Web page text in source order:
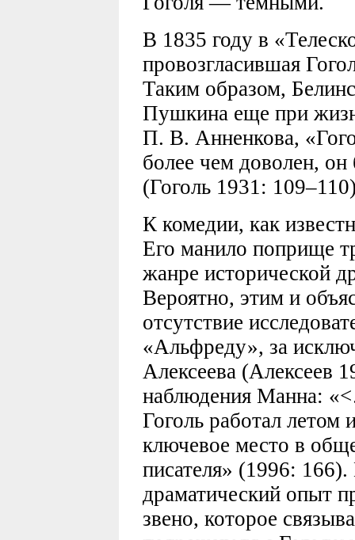
В 1835 году в
провозгласившая
Таким образом,
Пушкина еще при
П. В. Анненкова,
более чем доволен, он
(Гоголь 1931:
К комедии, как
Его манило поприще
жанре исторической
Вероятно, этим и
отсутствие
«Альфреду», за
Алексеева (Алексеев
наблюдения Манна:
Гоголь работал летом
ключевое место в
писателя» (1996:
драматический опыт
звено, которое